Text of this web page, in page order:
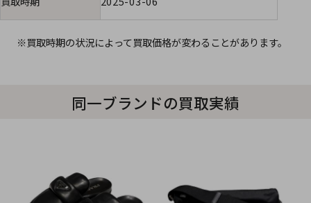
※買取時期の状況によって買取価格が変わることがあります。
同一ブランドの買取実績